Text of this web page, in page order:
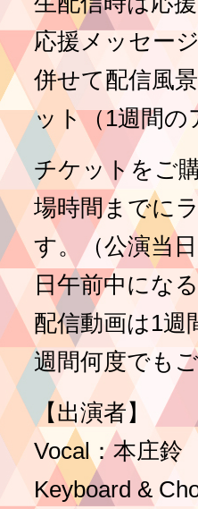
応援メッセー
併せて配信風
ット（1週間の
チケットをご
場時間までに
す。（公演当
日午前中にな
配信動画は1週
週間何度でも
【出演者】
Vocal：本庄鈴
Keyboard &